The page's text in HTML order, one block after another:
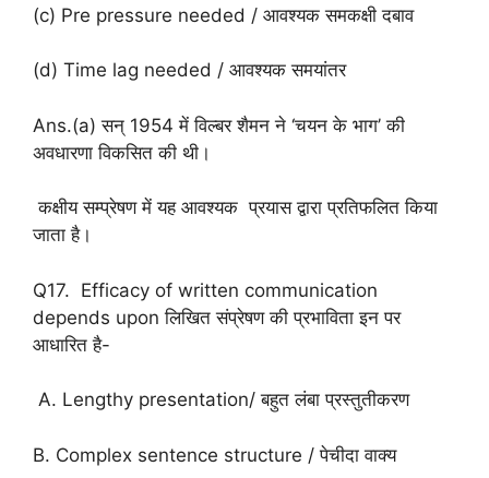
(c) Pre pressure needed / आवश्यक समकक्षी दबाव
(d) Time lag needed / आवश्यक समयांतर
Ans.(a) सन् 1954 में विल्बर शैमन ने ‘चयन के भाग’ की
अवधारणा विकसित की थी।
कक्षीय सम्प्रेषण में यह आवश्यक प्रयास द्वारा प्रतिफलित किया
जाता है।
Q17. Efficacy of written communication
depends upon लिखित संप्रेषण की प्रभाविता इन पर
आधारित है-
A. Lengthy presentation/ बहुत लंबा प्रस्तुतीकरण
B. Complex sentence structure / पेचीदा वाक्य